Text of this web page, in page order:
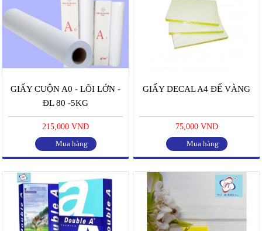
GIẤY CUỘN A0 - LÕI LỚN -
ĐL 80 -5KG
215,000 VND
Mua hàng
GIẤY DECAL A4 ĐẾ VÀNG
75,000 VND
Mua hàng